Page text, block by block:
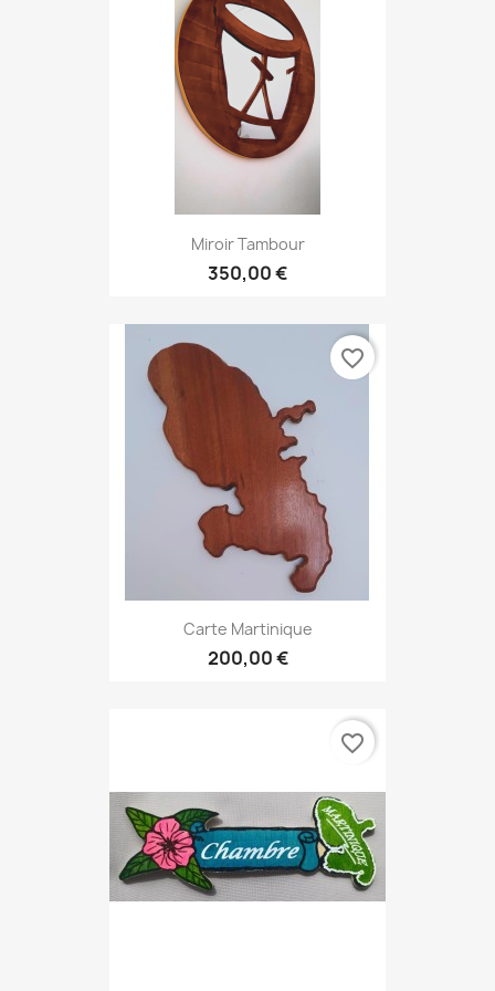
Miroir Tambour
350,00 €
Carte Martinique
200,00 €
favorite_border
favorite_border